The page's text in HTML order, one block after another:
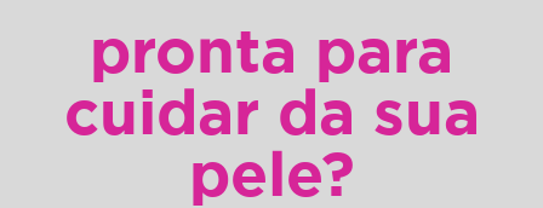
pronta para
cuidar da sua
pele?